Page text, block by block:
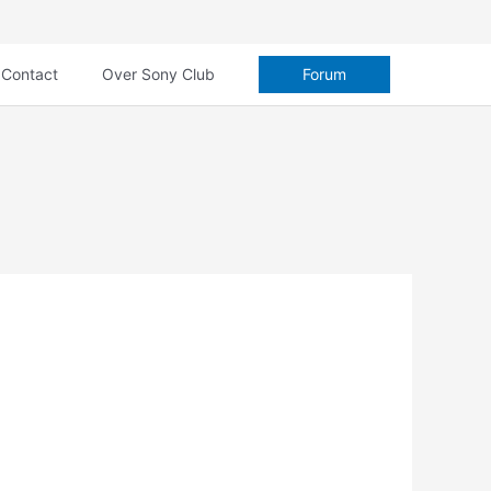
Contact Over Sony Club Forum